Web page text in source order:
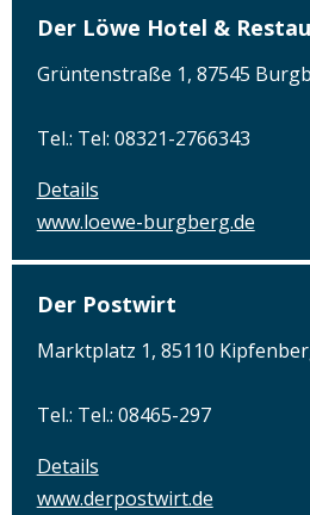
Der Löwe Hotel &
Grüntenstraße 1, 87545
Tel.: Tel: 08321-2766343
Details
www.loewe-burgberg.de
Der Postwirt
Marktplatz 1, 85110
Tel.: Tel.: 08465-297
Details
www.derpostwirt.de